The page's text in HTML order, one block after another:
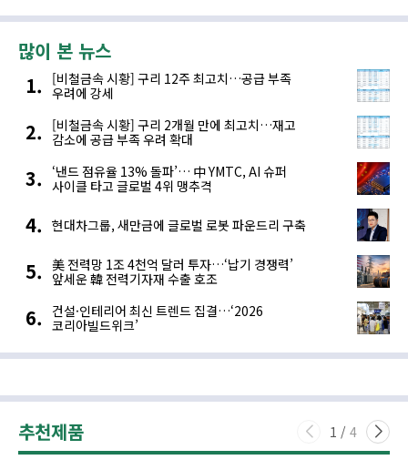
많이 본 뉴스
[비철금속 시황] 구리 12주 최고치…공급 부족
우려에 강세
[비철금속 시황] 구리 2개월 만에 최고치…재고
감소에 공급 부족 우려 확대
‘낸드 점유율 13% 돌파’… 中 YMTC, AI 슈퍼
사이클 타고 글로벌 4위 맹추격
현대차그룹, 새만금에 글로벌 로봇 파운드리 구축
美 전력망 1조 4천억 달러 투자…‘납기 경쟁력’
앞세운 韓 전력기자재 수출 호조
건설·인테리어 최신 트렌드 집결…‘2026
코리아빌드위크’
추천제품 1 / 4